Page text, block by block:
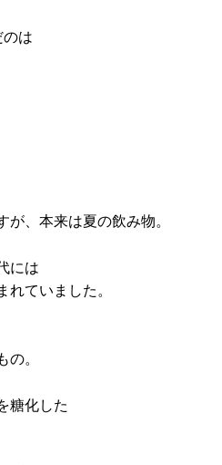
のは
、本来は夏の飲み物。
には
れていました。
の。
糖化した